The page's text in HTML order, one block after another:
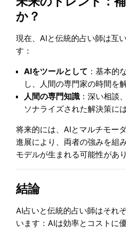
か？
現在、AIと伝統的占い師は互
す：
AIをツールとして ：基本的
し、人間の専門家の時間を
人間の専門知識 ：深い相談
ソナライズされた解決策に
将来的には、AIとマルチモー
進展により、両者の強みを組
モデルが生まれる可能性があり
結論
AI占いと伝統的占い師はそれ
います：AIは効率とコストに